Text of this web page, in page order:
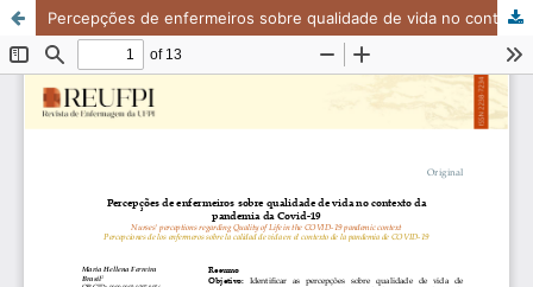
Percepções de enfermeiros sobre qualidade de vida no contexto da pandemia da Covid-19